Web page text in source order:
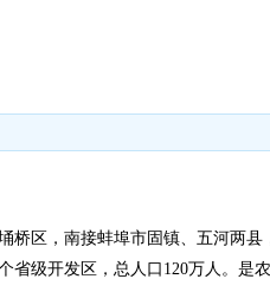
桥区，南接蚌埠市固镇、五河两
省级开发区，总人口120万人。是